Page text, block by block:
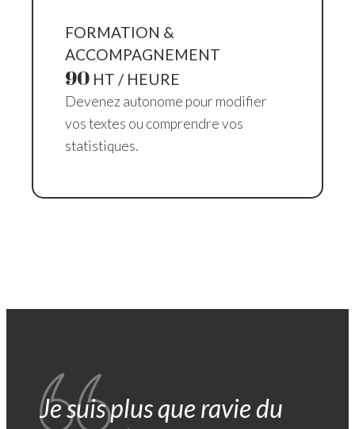
FORMATION &
ACCOMPAGNEMENT
90HT / HEURE
Devenez autonome pour modifier
vos textes ou comprendre vos
statistiques.
Je suis plus que ravie du